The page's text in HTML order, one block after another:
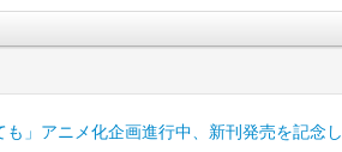
も」アニメ化企画進行中、新刊発売を記念